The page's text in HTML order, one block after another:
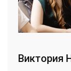
Виктория